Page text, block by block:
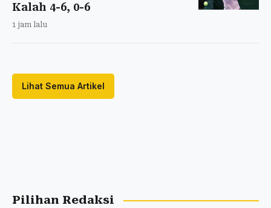
Kalah 4-6, 0-6
1 jam lalu
Lihat Semua Artikel
Pilihan Redaksi